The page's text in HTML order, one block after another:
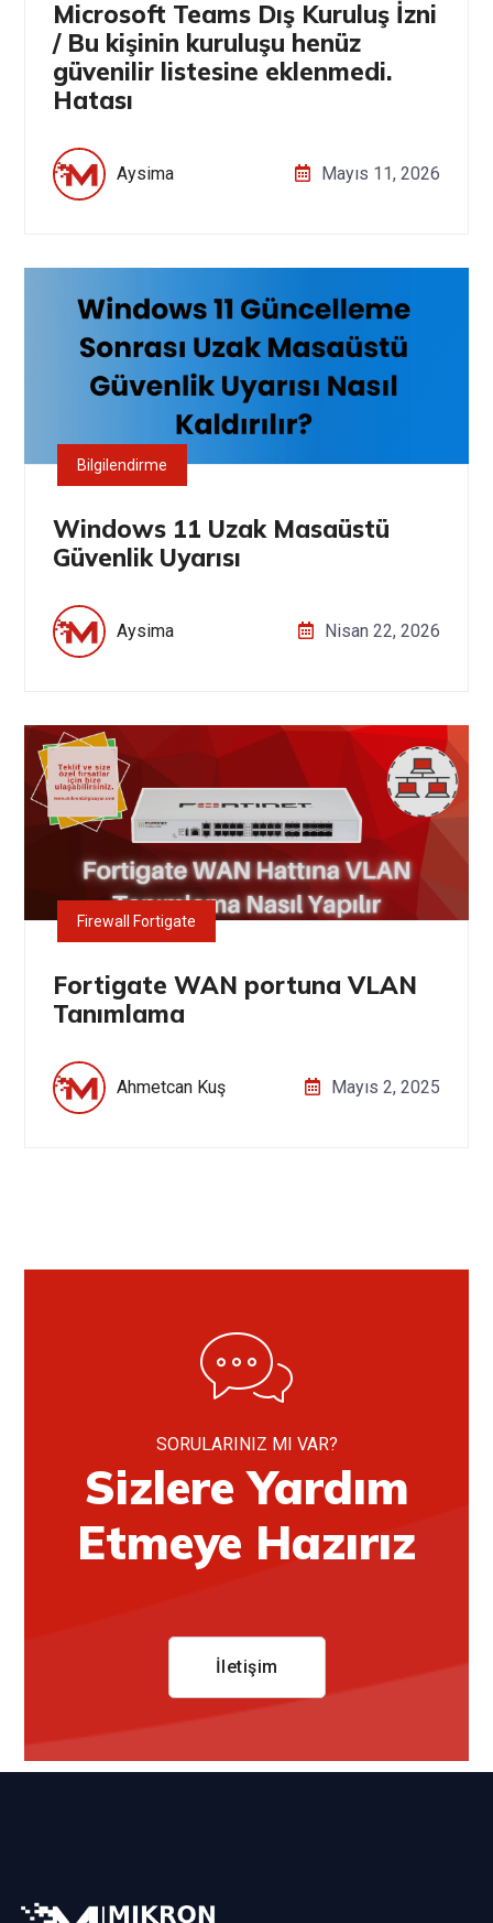
Microsoft Teams Dış Kuruluş İzni
/ Bu kişinin kuruluşu henüz
güvenilir listesine eklenmedi.
Hatası
Aysima Mayıs 11, 2026
Bilgilendirme
Windows 11 Uzak Masaüstü
Güvenlik Uyarısı
Aysima Nisan 22, 2026
Firewall Fortigate
Fortigate WAN portuna VLAN
Tanımlama
Ahmetcan Kuş Mayıs 2, 2025
SORULARINIZ MI VAR?
Sizlere Yardım
Etmeye Hazırız
İletişim